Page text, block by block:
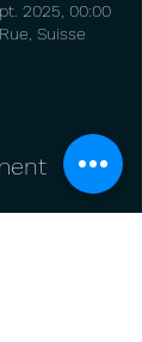
2025, 00:00
Suisse